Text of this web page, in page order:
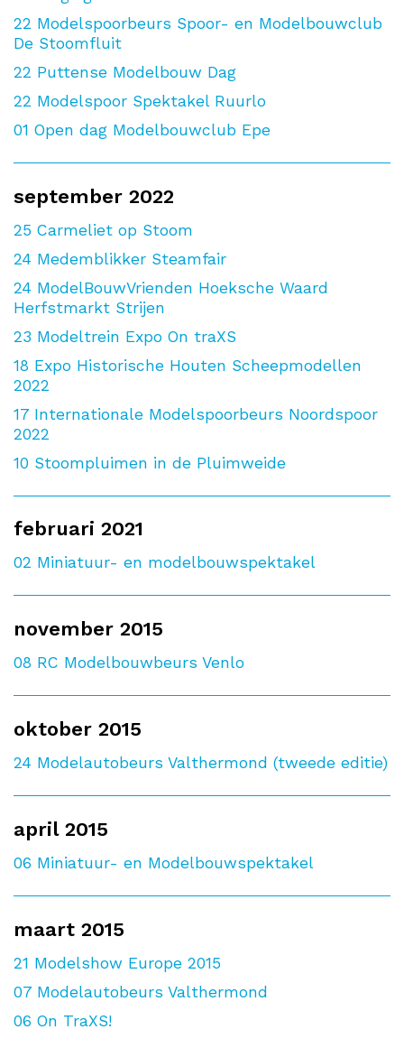
22 Modelspoorbeurs Spoor- en Modelbouwclub
De Stoomfluit
22 Puttense Modelbouw Dag
22 Modelspoor Spektakel Ruurlo
01 Open dag Modelbouwclub Epe
september 2022
25 Carmeliet op Stoom
24 Medemblikker Steamfair
24 ModelBouwVrienden Hoeksche Waard
Herfstmarkt Strijen
23 Modeltrein Expo On traXS
18 Expo Historische Houten Scheepmodellen
2022
17 Internationale Modelspoorbeurs Noordspoor
2022
10 Stoompluimen in de Pluimweide
februari 2021
02 Miniatuur- en modelbouwspektakel
november 2015
08 RC Modelbouwbeurs Venlo
oktober 2015
24 Modelautobeurs Valthermond (tweede editie)
april 2015
06 Miniatuur- en Modelbouwspektakel
maart 2015
21 Modelshow Europe 2015
07 Modelautobeurs Valthermond
06 On TraXS!